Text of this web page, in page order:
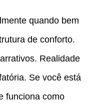
quando bem
de conforto.
Realidade
Se você está
funciona como